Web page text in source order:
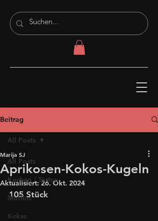
Beitrag
All Posts
Kuchen / Torten
Muffins
Kekse
All Posts
Aprikosen-Kokos-Kugeln
Marija SJ
Aktualisiert:26. Okt. 2024
105 Stück